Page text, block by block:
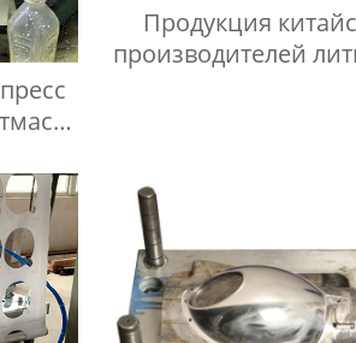
Продукция
производителей